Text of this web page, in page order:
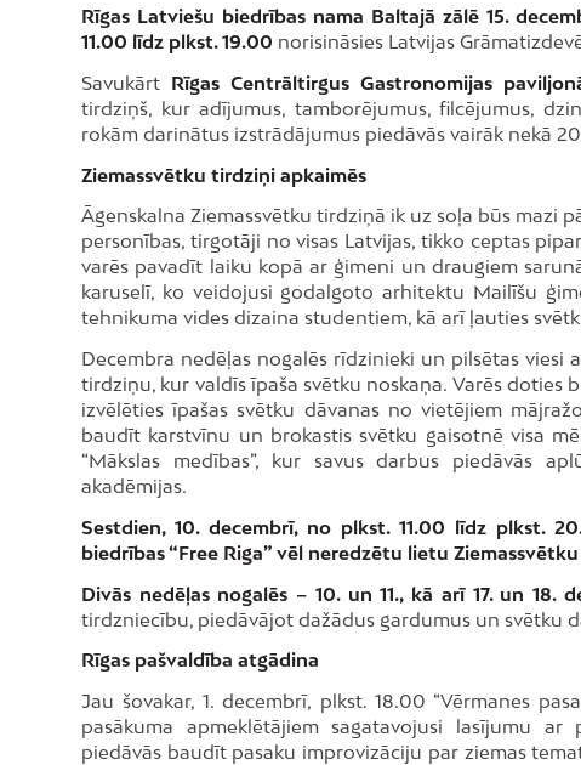
Rīgas Latviešu biedrības nama Baltajā zālē 15.
11.00 līdz plkst. 19.00 norisināsies Latvijas
Savukārt Rīgas Centrāltirgus Gastronomijas
tirdziņš, kur adījumus, tamborējumus, filcējumus,
rokām darinātus izstrādājumus piedāvās vairāk nekā
Ziemassvētku tirdziņi apkaimēs
Āgenskalna Ziemassvētku tirdziņā ik uz soļa būs mazi
personības, tirgotāji no visas Latvijas, tikko ceptas
varēs pavadīt laiku kopā ar ģimeni un draugiem
karuselī, ko veidojusi godalgoto arhitektu Mailīšu
tehnikuma vides dizaina studentiem, kā arī ļauties
Decembra nedēļas nogalēs rīdzinieki un pilsētas viesi
tirdziņu, kur valdīs īpaša svētku noskaņa. Varēs doties
izvēlēties īpašas svētku dāvanas no vietējiem
baudīt karstvīnu un brokastis svētku gaisotnē visa
“Mākslas medības”, kur savus darbus piedāvās
akadēmijas.
Sestdien, 10. decembrī, no plkst. 11.00 līdz plkst.
biedrības “Free Riga” vēl neredzētu lietu
Divās nedēļas nogalēs – 10. un 11., kā arī 17. un 18.
tirdzniecību, piedāvājot dažādus gardumus un svētku
Rīgas pašvaldība atgādina
Jau šovakar, 1. decembrī, plkst. 18.00 “Vērmanes
pasākuma apmeklētājiem sagatavojusi lasījumu ar
piedāvās baudīt pasaku improvizāciju par ziemas